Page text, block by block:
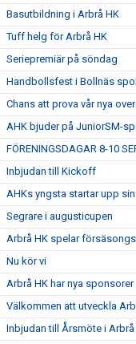
Basutbildning i Arbrå HK
Tuff helg för Arbrå HK
Seriepremiär på söndag
Handbollsfest i Bollnäs
Chans att prova vår nya
AHK bjuder på JuniorSM-
FÖRENINGSDAGAR 8-10
Inbjudan till Kickoff
AHKs yngsta startar upp
Segrare i augusticupen
Arbrå HK spelar
Nu kör vi
Arbrå HK har nya sponsorer
Välkommen att utveckla
Inbjudan till Årsmöte i Arbrå